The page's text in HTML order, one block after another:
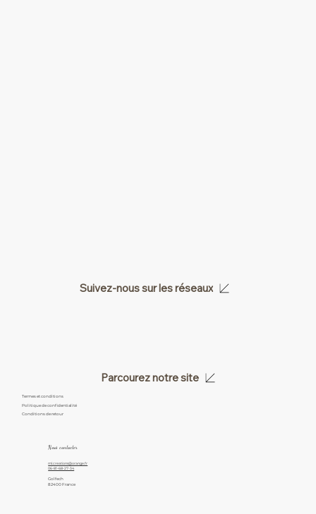
Suivez-nous sur les réseaux
Parcourez notre site
Politique de confidentialité
Termes et conditions
Conditions de retour
ml.creations@orange.fr
06-81-68-27-34
Golfech
82400 France
Nous contacter